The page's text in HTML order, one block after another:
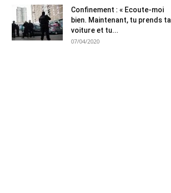
Confinement : « Ecoute-moi
bien. Maintenant, tu prends ta
voiture et tu...
07/04/2020